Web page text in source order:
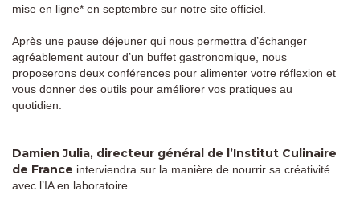
mise en ligne* en septembre sur notre site officiel.
Après une pause déjeuner qui nous permettra d’échanger
agréablement autour d’un buffet gastronomique, nous
proposerons deux conférences pour alimenter votre réflexion et
vous donner des outils pour améliorer vos pratiques au
quotidien.
Damien Julia, directeur général de l’Institut Culinaire
de France interviendra sur la manière de nourrir sa créativité
avec l’IA en laboratoire.